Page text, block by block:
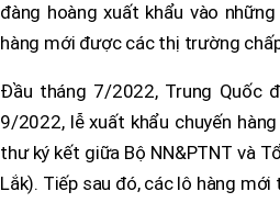
đàng hoàng xuất khẩu vào
hàng mới được các thị trường
Đầu tháng 7/2022, Trung Quốc
9/2022, lễ xuất khẩu chuyến
thư ký kết giữa Bộ NN&PTNT và
Lắk). Tiếp sau đó, các lô hàng